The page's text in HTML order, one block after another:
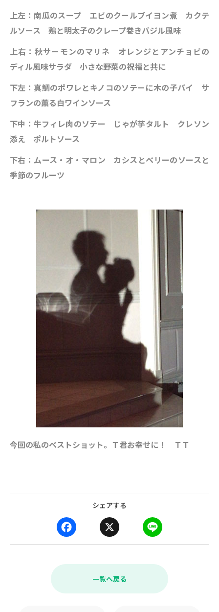
上左：南瓜のスープ エビのクールブイヨン煮 カクテ
ルソース 鶏と明太子のクレープ巻きバジル風味
上右：秋サーモンのマリネ オレンジとアンチョビの
ディル風味サラダ 小さな野菜の祝福と共に
下左：真鯛のポワレとキノコのソテーに木の子パイ サ
フランの薫る白ワインソース
下中：牛フィレ肉のソテー じゃが芋タルト クレソン
添え ポルトソース
下右：ムース・オ・マロン カシスとベリーのソースと
季節のフルーツ
今回の私のベストショット。Ｔ君お幸せに！ ＴＴ
シェアする
a
e
k
i
e
一覧へ戻る